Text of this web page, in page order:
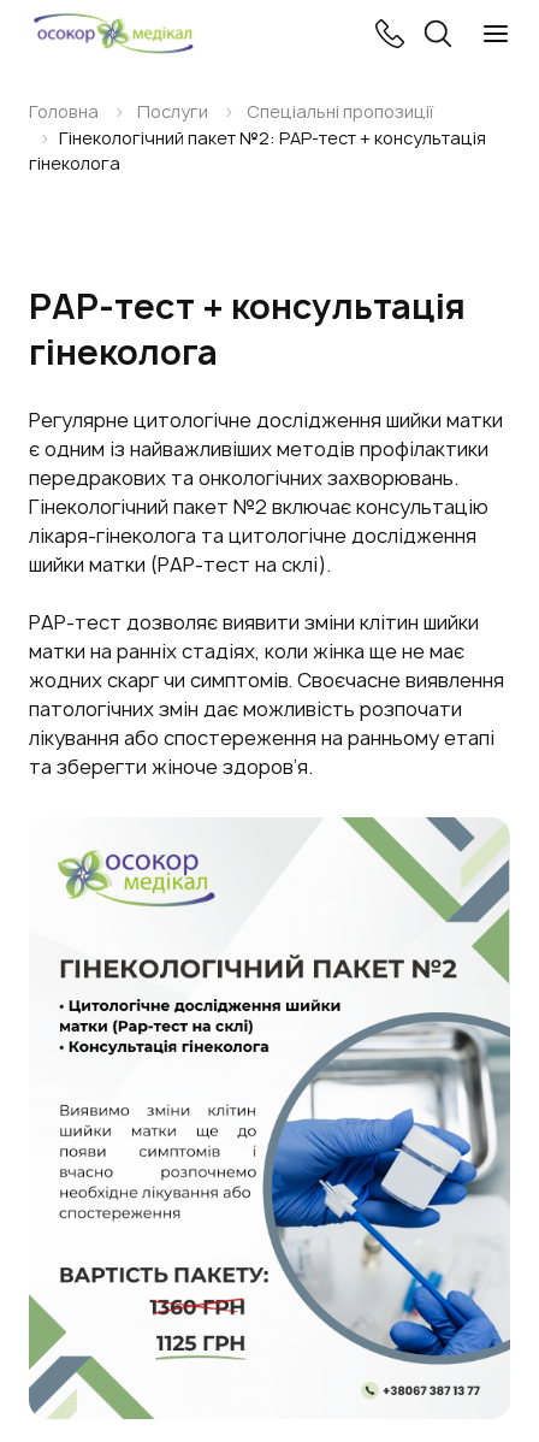
Головна Послуги
Спеціальні пропозиції
Гінекологічний пакет №2: РАР-тест + консультація
гінеколога
РАР-тест + консультація
гінеколога
Регулярне цитологічне дослідження шийки матки
є одним із найважливіших методів профілактики
передракових та онкологічних захворювань.
Гінекологічний пакет №2 включає консультацію
лікаря-гінеколога та цитологічне дослідження
шийки матки (РАР-тест на склі).
РАР-тест дозволяє виявити зміни клітин шийки
матки на ранніх стадіях, коли жінка ще не має
жодних скарг чи симптомів. Своєчасне виявлення
патологічних змін дає можливість розпочати
лікування або спостереження на ранньому етапі
та зберегти жіноче здоров’я.